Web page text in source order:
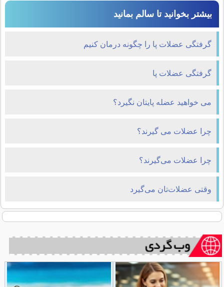
بیشتر بخوانید تا سالم بمانید
گرفتگی عضلات پا را چگونه درمان کنیم
گرفتگی عضلات پا
می خواهید عضله پایتان نگیرد؟
چرا عضلات می گیرند؟
چرا عضلات می‌گیرند؟
وقتی عضلات‌تان می‌گیرد